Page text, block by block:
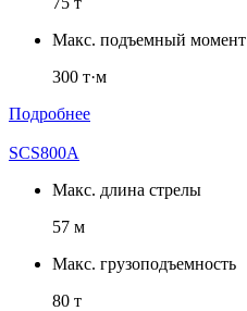
Макс. подъемный момент
300 т·м
Подробнее
SCS800A
Макс. длина стрелы
57 м
Макс. грузоподъемность
80 т